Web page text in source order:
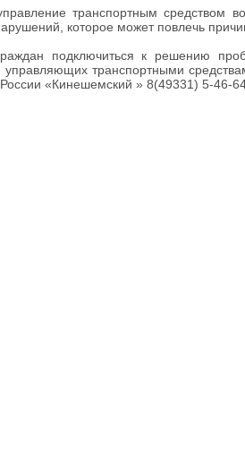
транспортным средством
которое может повлечь
граждан подключиться к решению
транспортными
«Кинешемский » 8(49331) 5-46-